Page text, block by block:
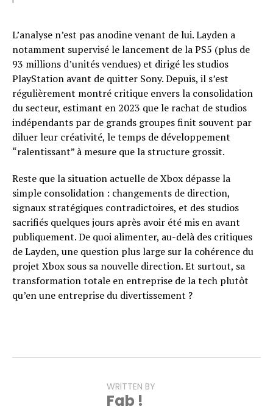
L’analyse n’est pas anodine venant de lui. Layden a
notamment supervisé le lancement de la PS5 (plus de
93 millions d’unités vendues) et dirigé les studios
PlayStation avant de quitter Sony. Depuis, il s’est
régulièrement montré critique envers la consolidation
du secteur, estimant en 2023 que le rachat de studios
indépendants par de grands groupes finit souvent par
diluer leur créativité, le temps de développement
“ralentissant” à mesure que la structure grossit.
Reste que la situation actuelle de Xbox dépasse la
simple consolidation : changements de direction,
signaux stratégiques contradictoires, et des studios
sacrifiés quelques jours après avoir été mis en avant
publiquement. De quoi alimenter, au-delà des critiques
de Layden, une question plus large sur la cohérence du
projet Xbox sous sa nouvelle direction. Et surtout, sa
transformation totale en entreprise de la tech plutôt
qu’en une entreprise du divertissement ?
WRITTEN BY
Fab !